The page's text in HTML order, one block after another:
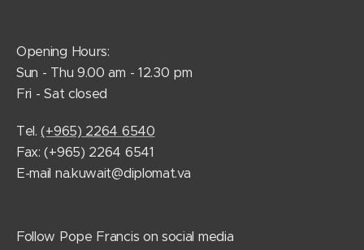
Opening Hours:
Sun - Thu 9.00 am - 12.30 pm
Fri - Sat closed
Tel.(+965) 2264 6540
Fax: (+965) 2264 6541
E-mail na.kuwait@diplomat.va
Follow Pope Francis on social media